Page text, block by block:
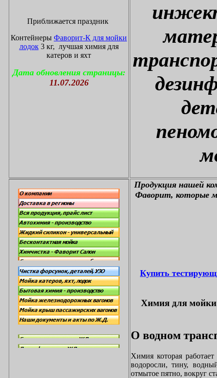
Приближается праздник
Контейнеры Фаворит-К для мойки
лодок3 кг, лучшая химия для
катеров и яхт
Дата обновления страницы:
11.07.2026
Продукция нашей
Фаворит, которые
Купить
Химия для мойки
О водном
Химия которая
водоросли, тину,
отмытое пятно, вокруг